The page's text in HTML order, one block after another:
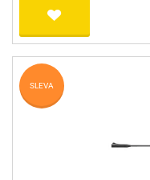
SLEVA